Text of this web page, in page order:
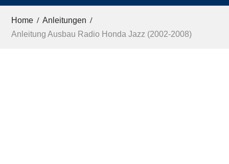
Home
Anleitungen
Anleitung Ausbau Radio Honda Jazz (2002-2008)